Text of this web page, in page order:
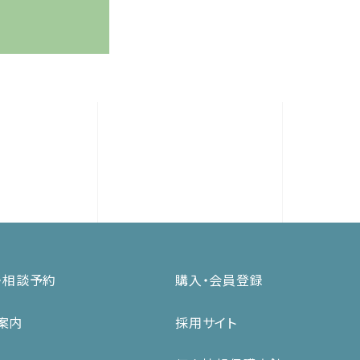
相談予約
内
購入・会員登録
採用サイト